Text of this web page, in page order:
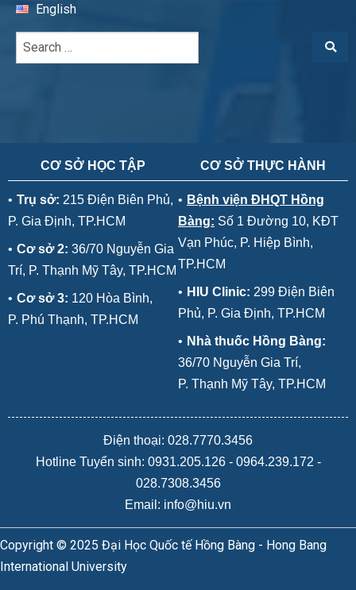
English
CƠ SỞ HỌC TẬP
• Trụ sở: 215 Điện Biên Phủ,
P. Gia Định, TP.HCM
• Cơ sở 2: 36/70 Nguyễn Gia
Trí, P. Thạnh Mỹ Tây, TP.HCM
• Cơ sở 3: 120 Hòa Bình,
P. Phú Thạnh, TP.HCM
CƠ SỞ THỰC HÀNH
• Bệnh viện ĐHQT Hồng
Bàng: Số 1 Đường 10, KĐT
Vạn Phúc, P. Hiệp Bình,
TP.HCM
• HIU Clinic: 299 Điện Biên
Phủ, P. Gia Định, TP.HCM
• Nhà thuốc Hồng Bàng:
36/70 Nguyễn Gia Trí,
P. Thạnh Mỹ Tây, TP.HCM
Điện thoại: 028.7770.3456
Hotline Tuyển sinh: 0931.205.126- 0964.239.172 -
028.7308.3456
Email: info@hiu.vn
Copyright © 2025 Đại Học Quốc tế Hồng Bàng - Hong Bang
International University